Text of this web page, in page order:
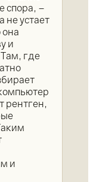
спора, –
устает
она
и
где
рентген,
и